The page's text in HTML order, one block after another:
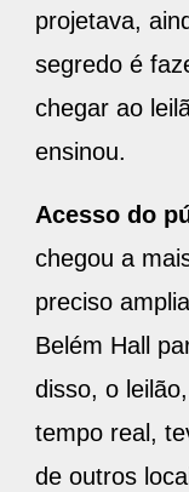
projetava,
segredo é
chegar ao
ensinou.
Acesso do
chegou a
preciso
Belém Hall
disso, o
tempo real,
de outros